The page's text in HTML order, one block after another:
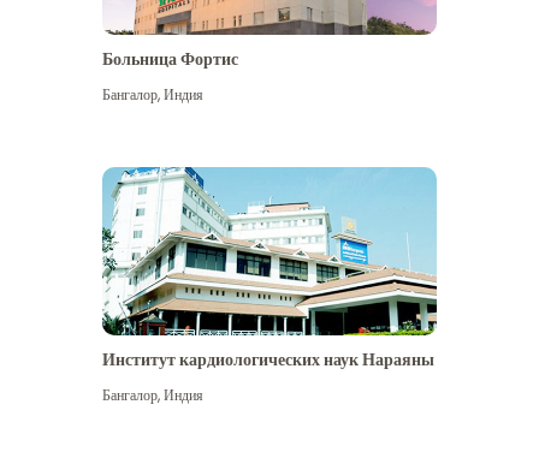
Больница Фортис
Бангалор,Индия
Институт кардиологических наук Нараяны
Бангалор,Индия